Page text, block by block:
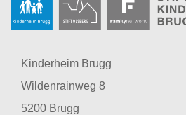
Kinderheim Brugg
Wildenrainweg 8
5200 Brugg